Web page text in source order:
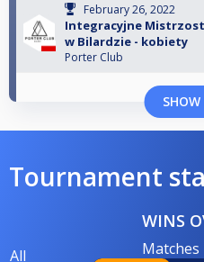
February 26, 2022
Integracyjne
w Bilardzie - kobiety
Porter Club
Tournament
WINS
All Matches